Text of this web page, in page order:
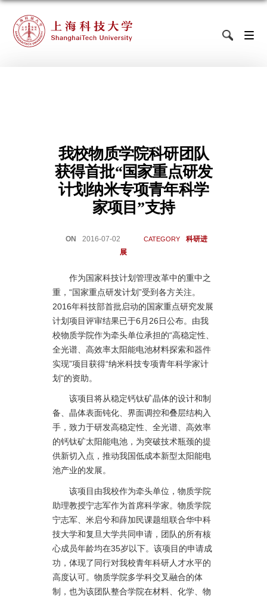
我校物质学院科研团队
获得首批“国家重点研发
计划纳米专项青年科学
家项目”支持
ON 2016-07-02 CATEGORY
科研进
展
作为国家科技计划管理改革中的重中之
重，“国家重点研发计划”受到各方关注。
2016年科技部首批启动的国家重点研究发展
计划项目评审结果已于6月26日公布。由我
校物质学院作为牵头单位承担的“高稳定性、
全光谱、高效率太阳能电池材料探索和器件
实现”项目获得“纳米科技专项青年科学家计
划”的资助。
该项目将从稳定钙钛矿晶体的设计和制
备、晶体表面钝化、界面调控和叠层结构入
手，致力于研发高稳定性、全光谱、高效率
的钙钛矿太阳能电池，为突破技术瓶颈的提
供新切入点，推动我国低成本新型太阳能电
池产业的发展。
该项目由我校作为牵头单位，物质学院
助理教授宁志军作为首席科学家。物质学院
宁志军、米启兮和薛加民课题组联合华中科
技大学和复旦大学共同申请，团队的所有核
心成员年龄均在35岁以下。该项目的申请成
功，体现了同行对我校青年科研人才水平的
高度认可。物质学院多学科交叉融合的体
制，也为该团队整合学院在材料、化学、物